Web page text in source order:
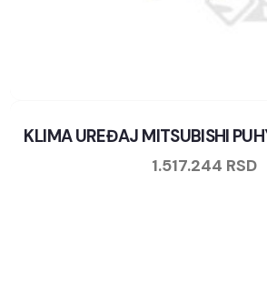
KLIMA UREĐAJ MITSUBISHI
1.517.244 RSD